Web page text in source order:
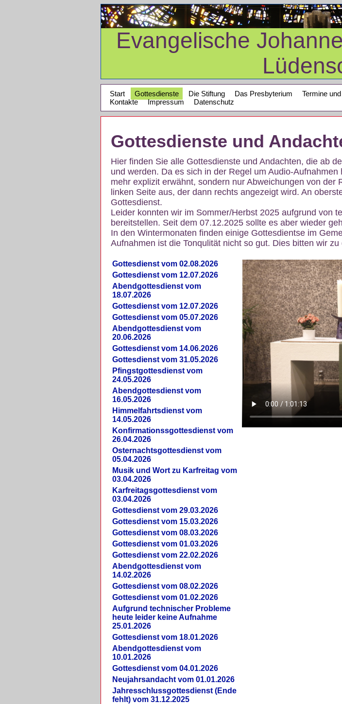
Evangelische
Start Gottesdienste Die Stiftung Das Presbyterium Termine
Kontakte
Impressum Datenschutz
Gottesdienste und
Hier finden Sie alle Gottesdienste und Andachten, die ab
und werden. Da es sich in der Regel um Audio-
mehr explizit erwähnt, sondern nur Abweichungen von der
linken Seite aus, der dann rechts angezeigt wird. An
Gottesdienst.
Leider konnten wir im Sommer/Herbst 2025 aufgrund von
bereitstellen. Seit dem 07.12.2025 sollte es aber wieder
In den Wintermonaten finden einige Gottesdientse im
Aufnahmen ist die Tonqulität nicht so gut. Dies bitten wir zu
Gottesdienst vom 02.08.2026
Gottesdienst vom 12.07.2026
Abendgottesdienst vom
18.07.2026
Gottesdienst vom 12.07.2026
Gottesdienst vom 05.07.2026
Abendgottesdienst vom
20.06.2026
Gottesdienst vom 14.06.2026
Gottesdienst vom 31.05.2026
Pfingstgottesdienst vom
24.05.2026
Abendgottesdienst vom
16.05.2026
Himmelfahrtsdienst vom
14.05.2026
Konfirmationssgottesdienst vom
26.04.2026
Osternachtsgottesdienst vom
05.04.2026
Musik und Wort zu Karfreitag vom
03.04.2026
Karfreitagsgottesdienst vom
03.04.2026
Gottesdienst vom 29.03.2026
Gottesdienst vom 15.03.2026
Gottesdienst vom 08.03.2026
Gottesdienst vom 01.03.2026
Gottesdienst vom 22.02.2026
Abendgottesdienst vom
14.02.2026
Gottesdienst vom 08.02.2026
Gottesdienst vom 01.02.2026
Aufgrund technischer Probleme
heute leider keine Aufnahme
25.01.2026
Gottesdienst vom 18.01.2026
Abendgottesdienst vom
10.01.2026
Gottesdienst vom 04.01.2026
Neujahrsandacht vom 01.01.2026
Jahresschlussgottesdienst (Ende
fehlt) vom 31.12.2025